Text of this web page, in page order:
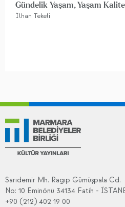
Gündelik Yaşam, Yaşam
İlhan Tekeli
Sarıdemir Mh. Ragıp Gümüşpala Cd.
No: 10 Eminönü 34134 Fatih -
+90 (212) 402 19 00